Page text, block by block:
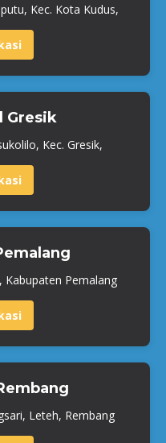
Kec. Kota Kudus,
Gresik
Kec. Gresik,
Kabupaten Pemalang
Leteh, Rembang